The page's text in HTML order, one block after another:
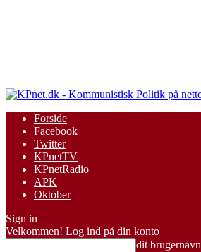
Forside
Facebook
Twitter
KPnetTV
KPnetRadio
APK
Oktober
Sign in
Velkommen! Log ind på din konto
dit brugernavn